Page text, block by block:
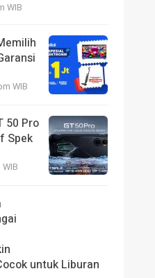
WIB
WIB
50 Pro
Spek
untuk Liburan